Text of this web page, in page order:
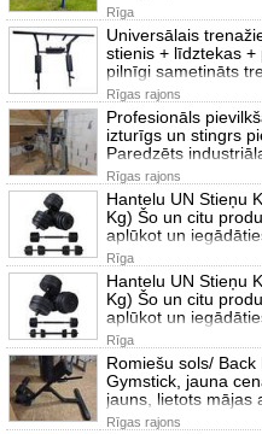
Rīga
Universālais
stienis + līdztekas +
pilnīgi sametināts
Rīgas rajons
Profesionāls
izturīgs un stingrs
Paredzēts
Rīgas rajons
Hantelu UN Stieņu
Kg) Šo un citu
aplūkot un
Rīga
Hantelu UN Stieņu
Kg) Šo un citu
aplūkot un
Rīga
Romiešu sols/
Gymstick, jauna
jauns, lietots mājas
Rīgas rajons